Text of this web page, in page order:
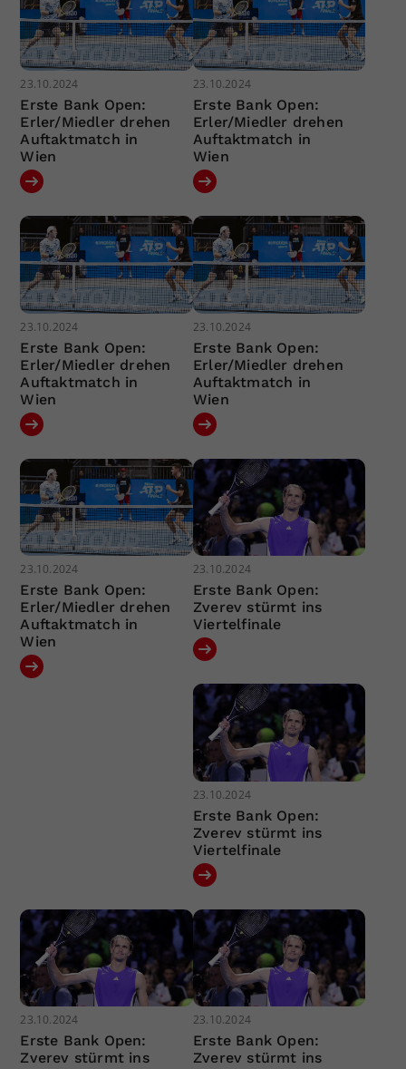
23.10.2024
Erste Bank Open:
Erler/Miedler drehen
Auftaktmatch in
Wien
23.10.2024
Erste Bank Open:
Erler/Miedler drehen
Auftaktmatch in
Wien
23.10.2024
Erste Bank Open:
Erler/Miedler drehen
Auftaktmatch in
Wien
23.10.2024
Erste Bank Open:
Erler/Miedler drehen
Auftaktmatch in
Wien
23.10.2024
Erste Bank Open:
Erler/Miedler drehen
Auftaktmatch in
Wien
23.10.2024
Erste Bank Open:
Zverev stürmt ins
Viertelfinale
23.10.2024
Erste Bank Open:
Zverev stürmt ins
Viertelfinale
23.10.2024
Erste Bank Open:
Zverev stürmt ins
23.10.2024
Erste Bank Open:
Zverev stürmt ins